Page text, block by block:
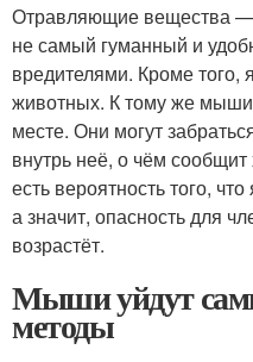
Отравляющие вещества
не самый гуманный и
вредителями. Кроме
животных. К тому же
месте. Они могут
внутрь неё, о чём
есть вероятность того,
а значит, опасность для
возрастёт.
Мыши уйдут
методы